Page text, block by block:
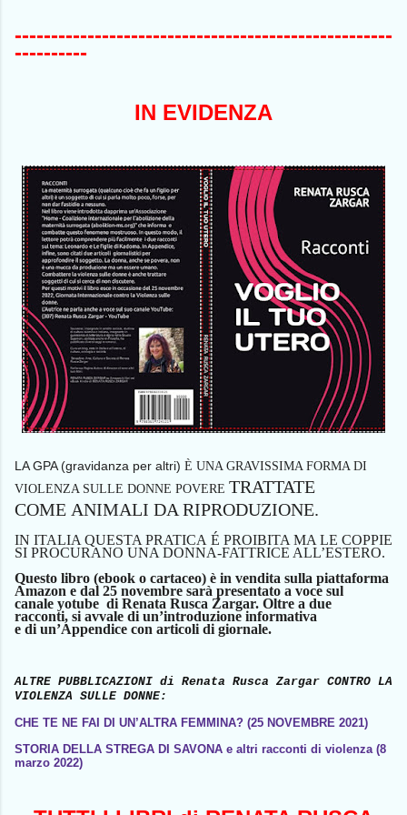
----------------------------------------------------
----------
IN EVIDENZA
LA GPA (gravidanza per altri) È UNA GRAVISSIMA FORMA DI
VIOLENZA SULLE DONNE POVERE TRATTATE
COME ANIMALI DA RIPRODUZIONE.
IN ITALIA QUESTA PRATICA É PROIBITA MA LE COPPIE
SI PROCURANO UNA DONNA-FATTRICE ALL’ESTERO.
Questo libro (ebook o cartaceo) è in vendita sulla piattaforma
Amazon e dal 25 novembre sarà presentato a voce sul
canale yotube di Renata Rusca Zargar. Oltre a due
racconti, si avvale di un’introduzione informativa
e di un’Appendice con articoli di giornale.
ALTRE PUBBLICAZIONI di Renata Rusca Zargar CONTRO LA
VIOLENZA SULLE DONNE:
CHE TE NE FAI DI UN’ALTRA FEMMINA? (25 NOVEMBRE 2021)
STORIA DELLA STREGA DI SAVONA e altri racconti di violenza (8
marzo 2022)